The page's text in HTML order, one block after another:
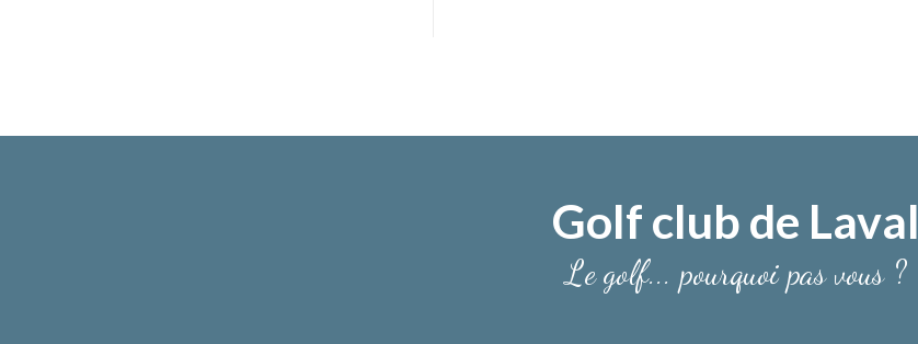
Golf club de Laval
Le golf... pourquoi pas vous ?